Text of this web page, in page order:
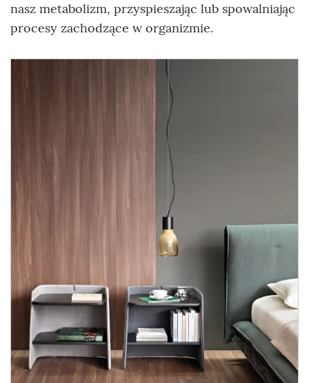
nasz metabolizm, przyspieszając lub spowalniając
procesy zachodzące w organizmie.